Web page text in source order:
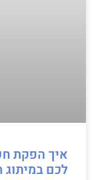
איך הפקת
לכם